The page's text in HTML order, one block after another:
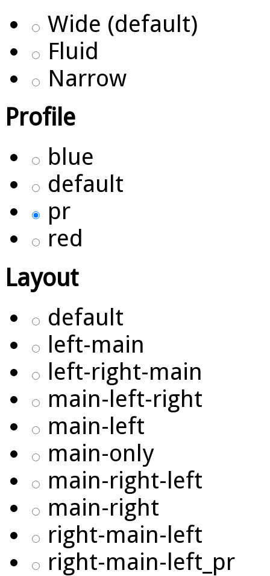
Wide (default)
Fluid
Narrow
Profile
blue
default
pr
red
Layout
default
left-main
left-right-main
main-left-right
main-left
main-only
main-right-left
main-right
right-main-left
right-main-left_pr